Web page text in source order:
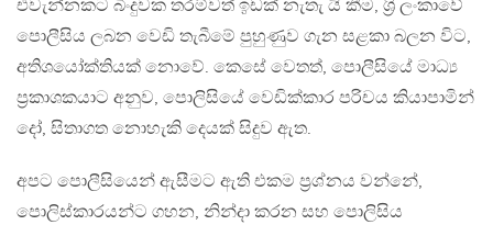
එවැන්නකට බිංදුවක තරම්වත් ඉඩක් නැතැ යි කීම, ශ‍්‍රි ලංකාවේ
පොලීසිය ලබන වෙඩි තැබීමේ පුහුණුව ගැන සළකා බලන විට,
අතිශයෝක්තියක් නොවේ. කෙසේ වෙතත්, පොලීසියේ මාධ්‍ය
ප‍්‍රකාශකයාට අනුව, පොලිසියේ වෙඩික්කාර පරිචය කියාපාමින්
දෝ, සිතාගත නොහැකි දෙයක් සිදුව ඇත.
අපට පොලීසියෙන් ඇසීමට ඇති එකම ප‍්‍රශ්නය වන්නේ,
පොලිස්කාරයන්ට ගහන, නින්දා කරන සහ පොලිසිය